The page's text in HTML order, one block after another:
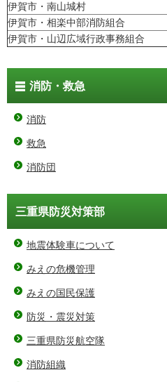
伊賀市・南山城村
伊賀市・相楽中部消防組合
伊賀市・山辺広域行政事務組合
消防・救急
消防
救急
消防団
三重県防災対策部
地震体験車について
みえの危機管理
みえの国民保護
防災・震災対策
三重県防災航空隊
消防組織